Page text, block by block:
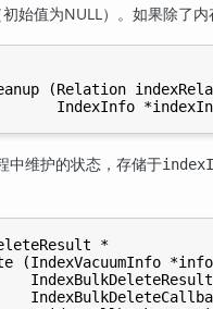
始值为NULL）。如果除了
(Relation
中维护的状态，存储于
*
(IndexVacuumInfo